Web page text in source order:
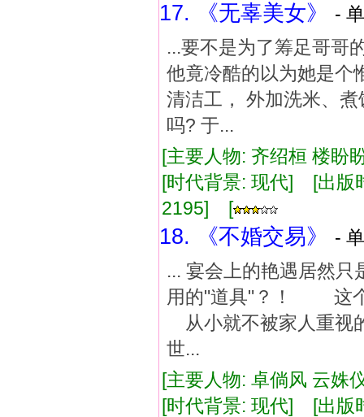
17. 《无辜美女》
-
...要不是为了筹足哥哥
他竟冷酷的以为她是
清洁工， 外加洗米、
吗? 于...
[主要人物: 齐绍桓 楼
[时代背景: 现代] [出
2195] [
18. 《不婚交易》
-
... 宴会上的艳遇居然
用的"道具"？！ 这
从小就不被家人重
世...
[主要人物: 卓倘风 云
[时代背景: 现代] [出